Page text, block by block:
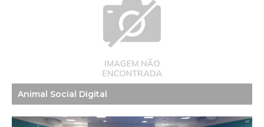
Animal Social Digital